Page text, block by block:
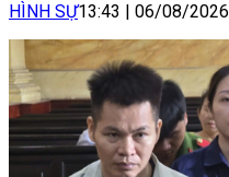
HÌNH SỰ13:43 06/08/2026